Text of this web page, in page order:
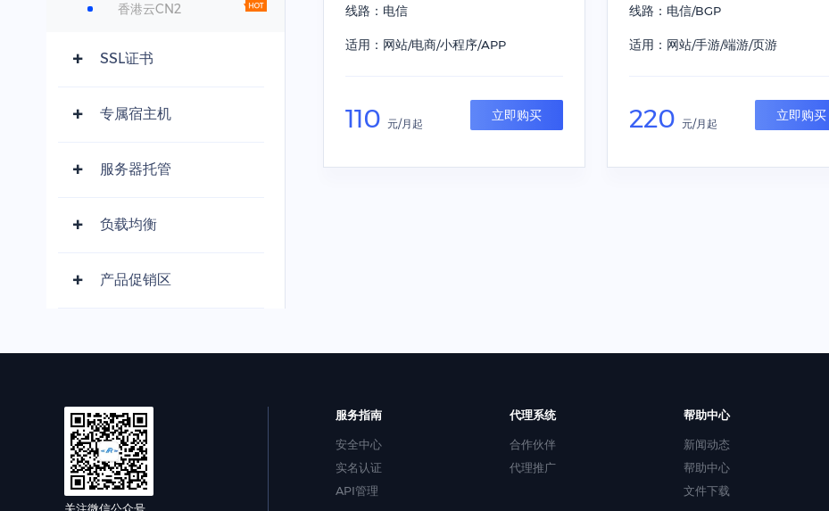
香港云CN2
SSL证书
专属宿主机
服务器托管
负载均衡
产品促销区
线路：电信
适用：网站/电商/小程序/APP
110 元/月起
立即购买
线路：电信/BGP
适用：网站/手游/端游/页游
220元/月起
立即购买
服务指南
安全中心
实名认证
API管理
代理系统
合作伙伴
代理推广
帮助中心
新闻动态
帮助中心
文件下载